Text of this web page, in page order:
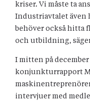
kriser. Vi måste ta
Industriavtalet även
behöver också hitta
och utbildning,
I mitten på
konjunkturrapport
intervjuer med